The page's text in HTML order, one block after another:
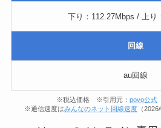
下り：112.27Mbps / 上り
回線
au回線
※税込価格 ※引用元： povo公式
※通信速度はみんなのネット回線速度 （